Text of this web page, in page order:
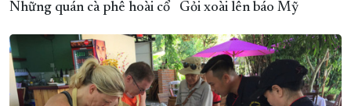
Những quán cà phê hoài cổ Gỏi xoài lên báo Mỹ